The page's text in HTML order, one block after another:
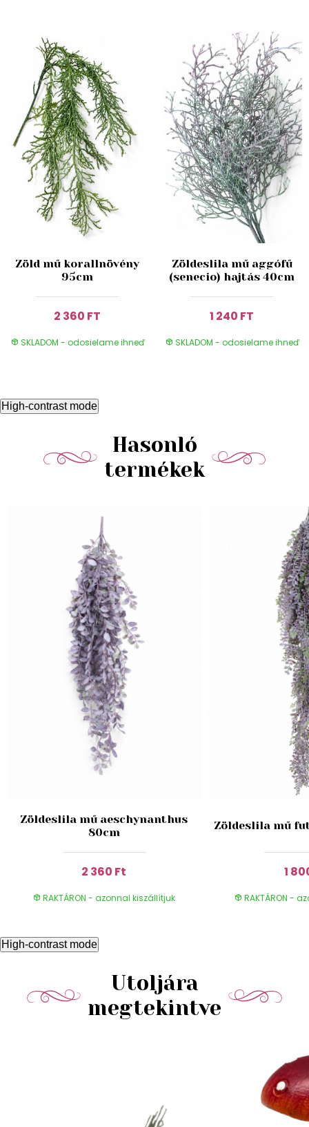
Zöld mű korallnövény
95cm
2 360 FT
SKLADOM - odosielame ihneď
Zöldeslila mű aggófű
(senecio) hajtás 40cm
1 240 FT
SKLADOM - odosielame ihneď
High-contrast mode
Hasonló
termékek
Zöldeslila mű aeschynanthus
80cm
2 360 Ft
RAKTÁRON - azonnal kiszállítjuk
Zöldeslila mű
1
RAKTÁRON -
High-contrast mode
Utoljára
megtekintve